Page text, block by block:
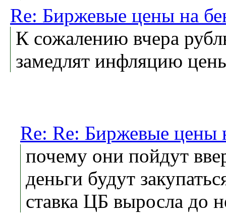
Re: Биржевые цены на
К сожалению вчера
замедлят инфляцию
Re: Re: Биржевые цены
почему они пойдут
деньги будут
ставка ЦБ выросла до